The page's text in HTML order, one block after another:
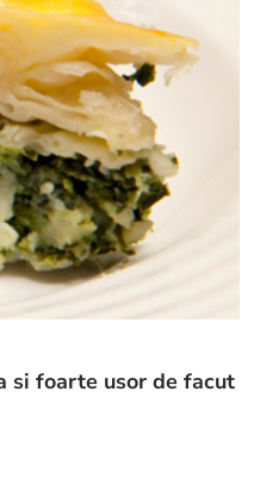
si foarte usor de facut